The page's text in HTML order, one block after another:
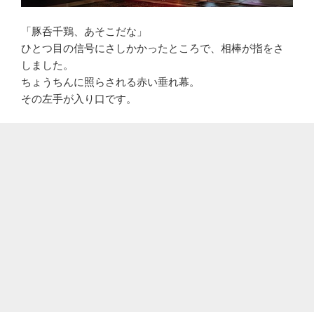
「豚呑千鶏、あそこだな」
ひとつ目の信号にさしかかったところで、相棒が指をさ
しました。
ちょうちんに照らされる赤い垂れ幕。
その左手が入り口です。